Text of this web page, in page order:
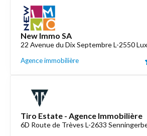
New Immo SA
22 Avenue du Dix Septembre L-2550
Agence immobilière
Tiro Estate - Agence Immobilière
6D Route de Trèves L-2633